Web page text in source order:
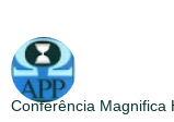
Conferência Magnifica